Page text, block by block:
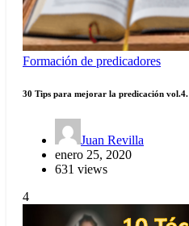
Formación de predicadores
30 Tips para mejorar la predicación vol.4.
Juan Revilla
enero 25, 2020
631 views
4